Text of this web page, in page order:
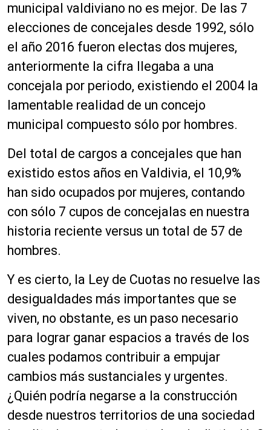
municipal valdiviano no es mejor. De las 7
elecciones de concejales desde 1992, sólo
el año 2016 fueron electas dos mujeres,
anteriormente la cifra llegaba a una
concejala por periodo, existiendo el 2004 la
lamentable realidad de un concejo
municipal compuesto sólo por hombres.
Del total de cargos a concejales que han
existido estos años en Valdivia, el 10,9%
han sido ocupados por mujeres, contando
con sólo 7 cupos de concejalas en nuestra
historia reciente versus un total de 57 de
hombres.
Y es cierto, la Ley de Cuotas no resuelve las
desigualdades más importantes que se
viven, no obstante, es un paso necesario
para lograr ganar espacios a través de los
cuales podamos contribuir a empujar
cambios más sustanciales y urgentes.
¿Quién podría negarse a la construcción
desde nuestros territorios de una sociedad